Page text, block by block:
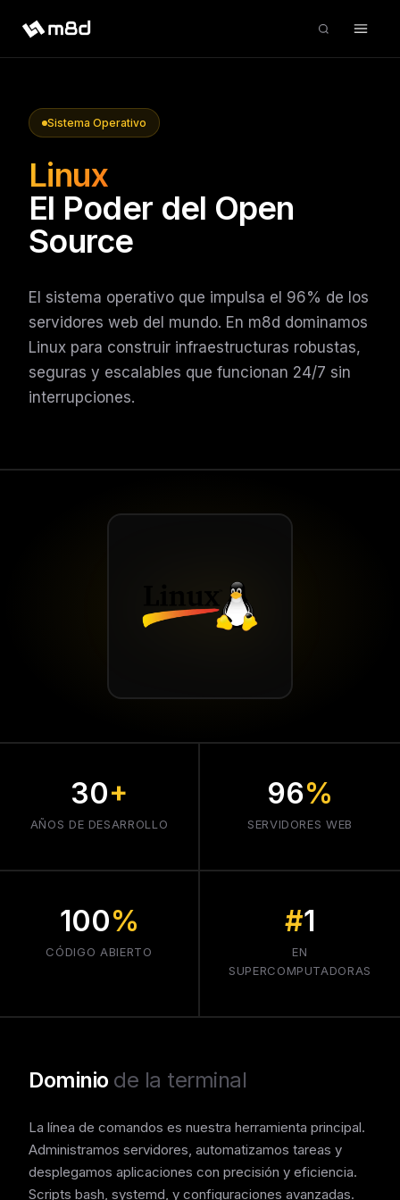
Sistema Operativo
Linux
El Poder del Open
Source
El sistema operativo que impulsa el 96% de los
servidores web del mundo. En m8d dominamos
Linux para construir infraestructuras robustas,
seguras y escalables que funcionan 24/7 sin
interrupciones.
30+
AÑOS DE DESARROLLO
96%
SERVIDORES WEB
100%
CÓDIGO ABIERTO
#1
EN
SUPERCOMPUTADORAS
Dominio de la terminal
La línea de comandos es nuestra herramienta principal.
Administramos servidores, automatizamos tareas y
desplegamos aplicaciones con precisión y eficiencia.
Scripts bash, systemd, y configuraciones avanzadas.